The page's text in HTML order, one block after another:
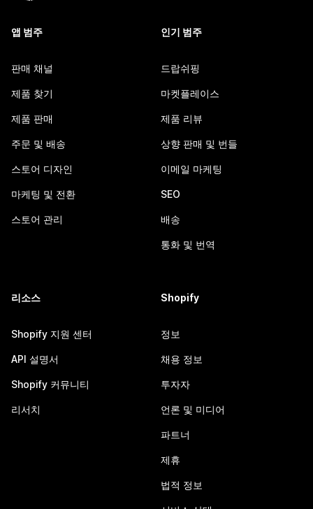
앱 범주
판매 채널
제품 찾기
제품 판매
주문 및 배송
스토어 디자인
마케팅 및 전환
스토어 관리
인기 범주
드랍쉬핑
마켓플레이스
제품 리뷰
상향 판매 및 번들
이메일 마케팅
SEO
배송
통화 및 번역
리소스
Shopify 지원 센터
API 설명서
Shopify 커뮤니티
리서치
Shopify
정보
채용 정보
투자자
언론 및 미디어
파트너
제휴
법적 정보